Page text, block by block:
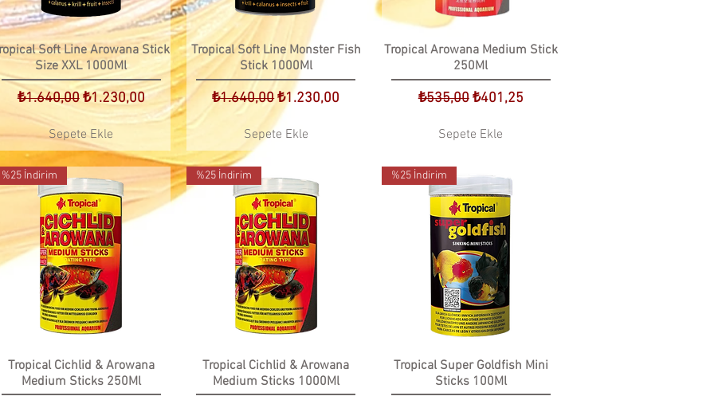
Soft Line Arowana Stick
Size XXL 1000Ml
Normal Fiyat
₺1.640,00İndirimli Fiyat
₺1.230,00
Sepete Ekle
Tropical Soft Line Monster Fish
Stick 1000Ml
Normal Fiyat
₺1.640,00İndirimli Fiyat
₺1.230,00
Sepete Ekle
Tropical Arowana Medium Stick
250Ml
Normal Fiyat
₺535,00 İndirimli Fiyat
₺401,25
Sepete Ekle
%25 İndirim
Tropical Cichlid & Arowana
Medium Sticks 250Ml
%25 İndirim
Tropical Cichlid & Arowana
Medium Sticks 1000Ml
%25 İndirim
Tropical Super Goldfish Mini
Sticks 100Ml